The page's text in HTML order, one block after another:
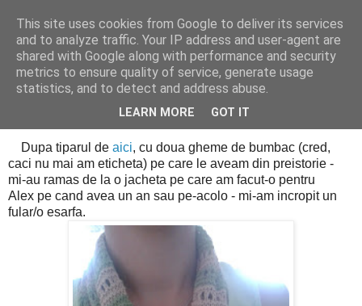
Cealalta realitate
marți, septembrie 03, 2013
Ce-am mai facut (9)
Dupa tiparul de aici, cu doua gheme de bumbac (cred,
caci nu mai am eticheta) pe care le aveam din preistorie -
mi-au ramas de la o jacheta pe care am facut-o pentru
Alex pe cand avea un an sau pe-acolo - mi-am incropit un
fular/o esarfa.
This site uses cookies from Google to deliver its services
and to analyze traffic. Your IP address and user-agent are
shared with Google along with performance and security
metrics to ensure quality of service, generate usage
statistics, and to detect and address abuse.
LEARN MORE GOT IT